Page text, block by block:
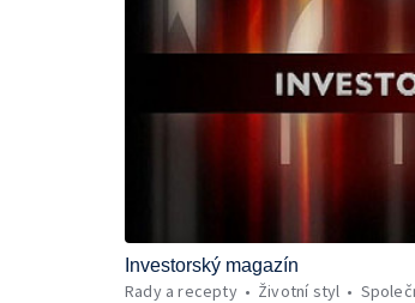
Investorský magazín
Rady a recepty Životní styl